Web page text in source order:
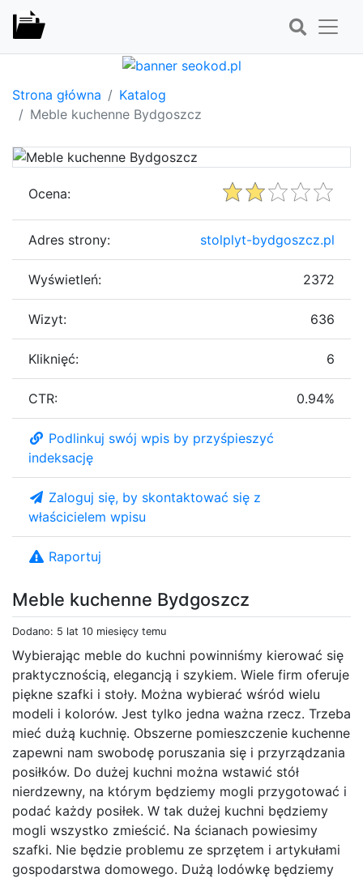
Strona główna
Katalog
Meble kuchenne Bydgoszcz
Meble kuchenne Bydgoszcz
Dodano: 5 lat 10 miesięcy temu
Wybierając meble do kuchni powinniśmy kierować się
praktycznością, elegancją i szykiem. Wiele firm oferuje
piękne szafki i stoły. Można wybierać wśród wielu
modeli i kolorów. Jest tylko jedna ważna rzecz. Trzeba
mieć dużą kuchnię. Obszerne pomieszczenie kuchenne
zapewni nam swobodę poruszania się i przyrządzania
posiłków. Do dużej kuchni można wstawić stół
nierdzewny, na którym będziemy mogli przygotować i
podać każdy posiłek. W tak dużej kuchni będziemy
mogli wszystko zmieścić. Na ścianach powiesimy
szafki. Nie będzie problemu ze sprzętem i artykułami
gospodarstwa domowego. Dużą lodówkę będziemy
Ocena:
Adres strony: stolplyt-bydgoszcz.pl
Wyświetleń: 2372
Wizyt: 636
Kliknięć: 6
CTR: 0.94%
Podlinkuj swój wpis by przyśpieszyć
indeksację
Zaloguj się, by skontaktować się z
właścicielem wpisu
Raportuj